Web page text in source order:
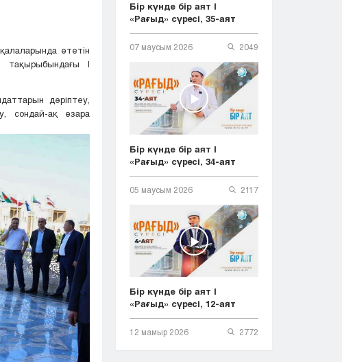
өтетін
тақырыбындағы І
дәріптеу,
сондай-ақ өзара
Бір күнде бір аят |
«Рағыд» сүресі, 35-аят
07 маусым 2026 2049
Бір күнде бір аят |
«Рағыд» сүресі, 34-аят
05 маусым 2026 2117
Бір күнде бір аят |
«Рағыд» сүресі, 12-аят
12 мамыр 2026 2772